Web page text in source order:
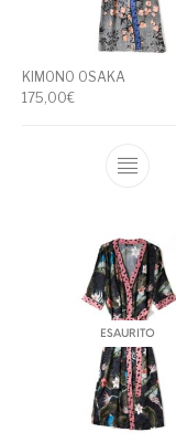
KIMONO OSAKA
175,00€
ESAURITO